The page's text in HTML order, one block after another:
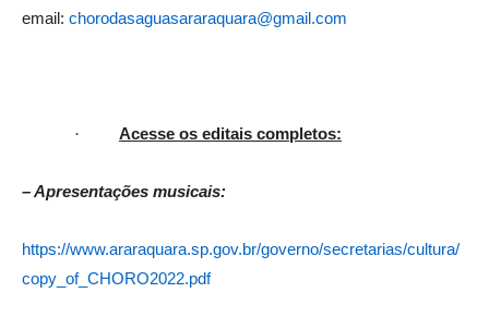
email: chorodasaguasararaquara@gmail.com
· Acesse os editais completos:
– Apresentações musicais:
https://www.araraquara.sp.gov.br/governo/secretarias/cultura/
copy_of_CHORO2022.pdf